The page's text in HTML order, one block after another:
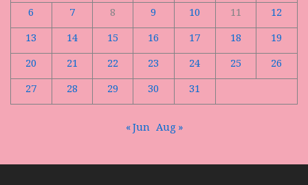
6
7 8 9 10 11
12
13
14 15 16 17 18
19
20
21 22 23 24 25
26
27
28 29 30 31
« Jun Aug »